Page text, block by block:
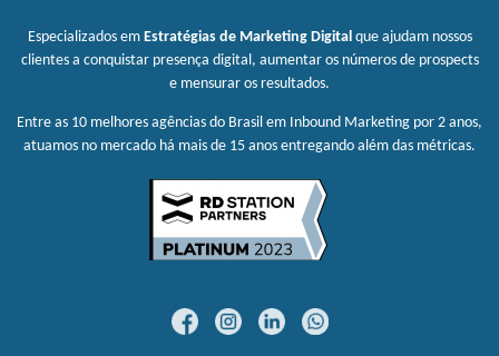
Especializados em Estratégias de Marketing Digitalque ajudam nossos
clientes a conquistar presença digital, aumentar os números de prospects
e mensurar os resultados.
Entre as 10 melhores agências do Brasil em Inbound Marketing por 2 anos,
atuamos no mercado há mais de 15 anos entregando além das métricas.